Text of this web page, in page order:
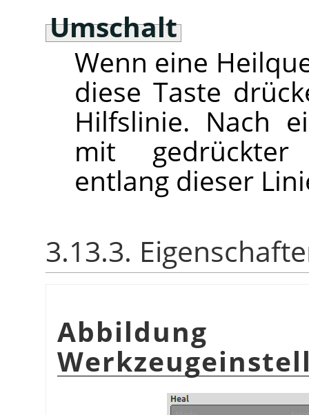
Umschalt
Wenn eine
diese Taste
Hilfslinie. Nach
mit
entlang dieser
3.13.3.